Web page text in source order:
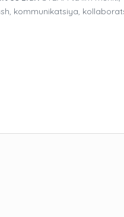
kommunikatsiya,